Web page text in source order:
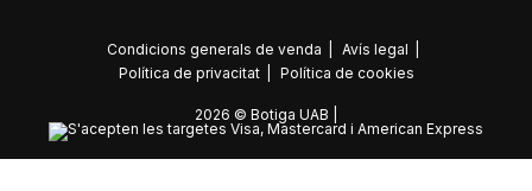
Condicions generals de venda
Avís legal
Política de privacitat
Política de cookies
2026 © Botiga UAB |